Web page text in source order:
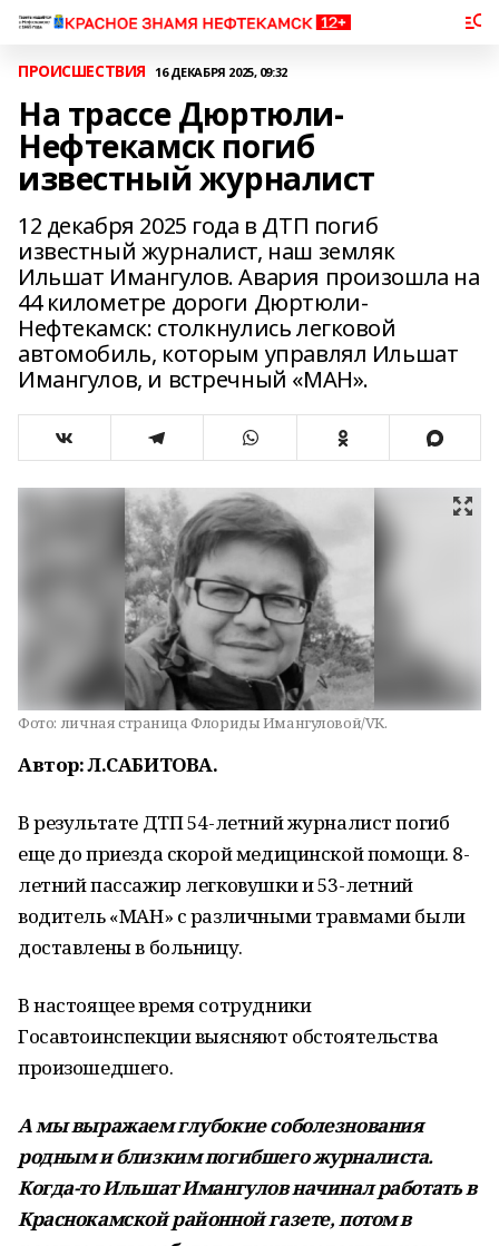
ПРОИСШЕСТВИЯ 16 ДЕКАБРЯ 2025, 09:32
На трассе Дюртюли-
Нефтекамск погиб
известный журналист
12 декабря 2025 года в ДТП погиб
известный журналист, наш земляк
Ильшат Имангулов. Авария произошла на
44 километре дороги Дюртюли-
Нефтекамск: столкнулись легковой
автомобиль, которым управлял Ильшат
Имангулов, и встречный «МАН».
Фото: личная страница Флориды Имангуловой/VK.
Автор: Л.САБИТОВА.
В результате ДТП 54-летний журналист погиб
еще до приезда скорой медицинской помощи. 8-
летний пассажир легковушки и 53-летний
водитель «МАН» с различными травмами были
доставлены в больницу.
В настоящее время сотрудники
Госавтоинспекции выясняют обстоятельства
произошедшего.
А мы выражаем глубокие соболезнования
родным и близким погибшего журналиста.
Когда-то Ильшат Имангулов начинал работать в
Краснокамской районной газете, потом в